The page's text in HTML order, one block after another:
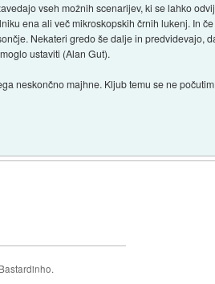
vseh možnih scenarijev, ki se lahko
ena ali več mikroskopskih črnih lukenj. In
Nekateri gredo še dalje in predvidevajo,
ustaviti (Alan Gut).
neskončno majhne. Kljub temu se ne